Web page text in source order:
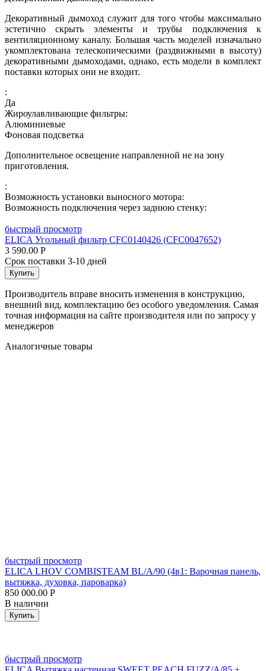
Декоративный дымоход служит для того чтобы максимально
эстетично скрыть элементы и трубы подключения к
вентиляционному каналу. Большая часть моделей изначально
укомплектована телескопическими (раздвижными в высоту)
декоративными дымоходами, однако, есть модели в комплект
поставки которых они не входит.
:
Да
Жироулавливающие фильтры:
Алюминиевые
Фоновая подсветка
Дополнительное освещение направленной не на зону
приготовления.
:
Возможность установки выносного мотора:
Возможность подключения через заднюю стенку:
быстрый просмотр
ELICA Угольный фильтр CFC0140426 (CFC0047652)
3 590.00 Р
Срок поставки 3-10 дней
Купить
Производитель вправе вносить изменения в конструкцию,
внешний вид, комплектацию без особого уведомления. Самая
точная информация на сайте производителя или по запросу у
менеджеров
Аналогичные товары
быстрый просмотр
ELICA LHOV COMBISTEAM BL/A/90 (4в1: Варочная панель,
вытяжка, духовка, пароварка)
850 000.00 Р
В наличии
Купить
быстрый просмотр